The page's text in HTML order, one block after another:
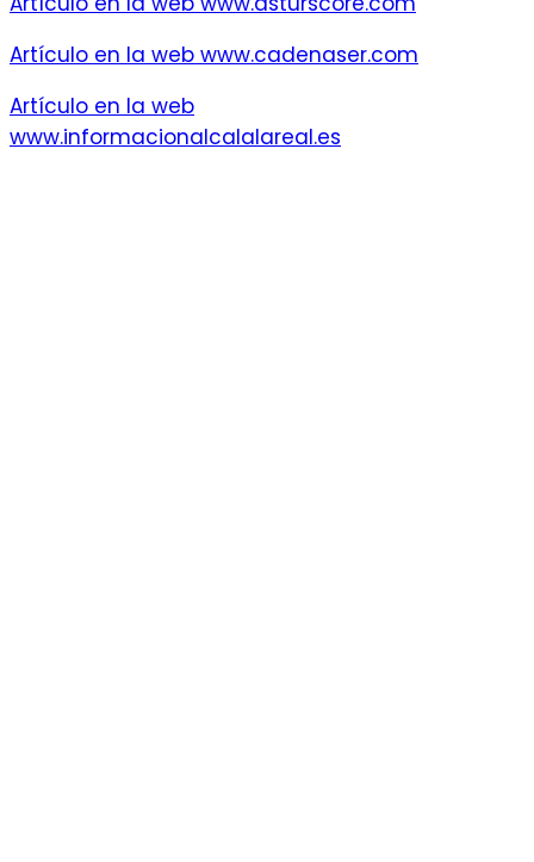
Artículo en la web www.cadenaser.com
Artículo en la web
www.informacionalcalalareal.es